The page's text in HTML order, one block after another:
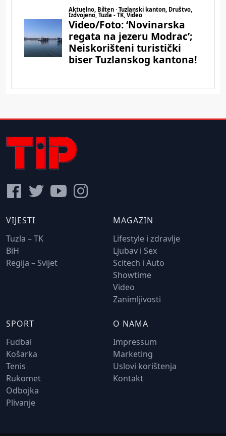
VIJESTI
Tuzla – TK
BiH
Regija – Svijet
MAGAZIN
Lifestyle i zdravlje
Ljubav i Sex
Scitech i Auto
Showtime
Video
Zanimljivosti
SPORT
Fudbal
Košarka
Tenis
Rukomet
Odbojka
Plivanje
O NAMA
Impressum
Marketing
Uslovi korištenja
Kontakt